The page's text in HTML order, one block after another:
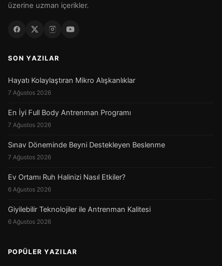
üzerine uzman içerikler.
SON YAZILAR
Hayatı Kolaylaştıran Mikro Alışkanlıklar
7 Ağustos 2026
En İyi Full Body Antrenman Programı
7 Ağustos 2026
Sınav Döneminde Beyni Destekleyen Beslenme
7 Ağustos 2026
Ev Ortamı Ruh Halinizi Nasıl Etkiler?
6 Ağustos 2026
Giyilebilir Teknolojiler ile Antrenman Kalitesi
6 Ağustos 2026
POPÜLER YAZILAR